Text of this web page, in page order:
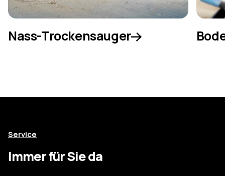
Nass-Trockensauger
Service
Immer für Sie da